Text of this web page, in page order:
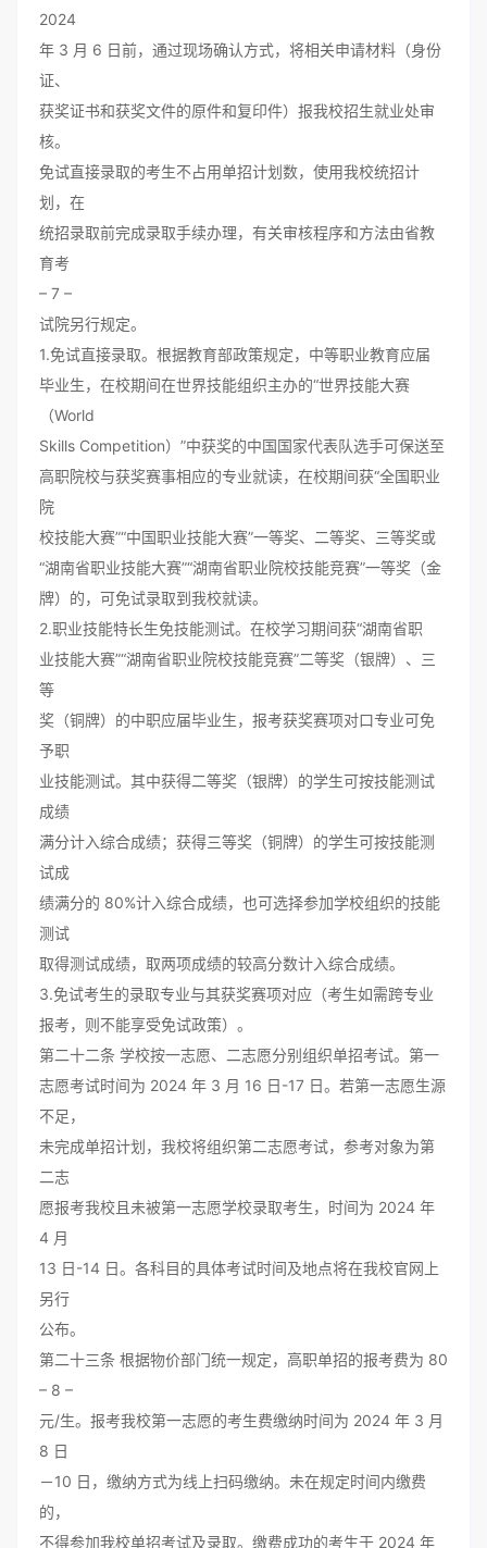
2024
年 3 月 6 日前，通过现场确认方式，将相关申请材料（身份
证、
获奖证书和获奖文件的原件和复印件）报我校招生就业处审
核。
免试直接录取的考生不占用单招计划数，使用我校统招计
划，在
统招录取前完成录取手续办理，有关审核程序和方法由省教
育考
– 7 –
试院另行规定。
1.免试直接录取。根据教育部政策规定，中等职业教育应届
毕业生，在校期间在世界技能组织主办的“世界技能大赛
（World
Skills Competition）”中获奖的中国国家代表队选手可保送至
高职院校与获奖赛事相应的专业就读，在校期间获“全国职业
院
校技能大赛”“中国职业技能大赛”一等奖、二等奖、三等奖或
“湖南省职业技能大赛”“湖南省职业院校技能竞赛”一等奖（金
牌）的，可免试录取到我校就读。
2.职业技能特长生免技能测试。在校学习期间获“湖南省职
业技能大赛”“湖南省职业院校技能竞赛”二等奖（银牌）、三
等
奖（铜牌）的中职应届毕业生，报考获奖赛项对口专业可免
予职
业技能测试。其中获得二等奖（银牌）的学生可按技能测试
成绩
满分计入综合成绩；获得三等奖（铜牌）的学生可按技能测
试成
绩满分的 80%计入综合成绩，也可选择参加学校组织的技能
测试
取得测试成绩，取两项成绩的较高分数计入综合成绩。
3.免试考生的录取专业与其获奖赛项对应（考生如需跨专业
报考，则不能享受免试政策）。
第二十二条 学校按一志愿、二志愿分别组织单招考试。第一
志愿考试时间为 2024 年 3 月 16 日-17 日。若第一志愿生源
不足，
未完成单招计划，我校将组织第二志愿考试，参考对象为第
二志
愿报考我校且未被第一志愿学校录取考生，时间为 2024 年
4 月
13 日-14 日。各科目的具体考试时间及地点将在我校官网上
另行
公布。
第二十三条 根据物价部门统一规定，高职单招的报考费为 80
– 8 –
元/生。报考我校第一志愿的考生费缴纳时间为 2024 年 3 月
8 日
－10 日，缴纳方式为线上扫码缴纳。未在规定时间内缴费
的，
不得参加我校单招考试及录取。缴费成功的考生于 2024 年